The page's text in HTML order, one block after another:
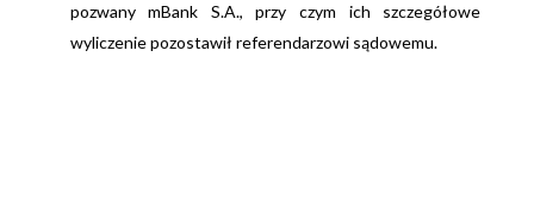
pozwany mBank S.A., przy czym ich szczegółowe
wyliczenie pozostawił referendarzowi sądowemu.